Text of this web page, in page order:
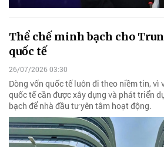
Thể chế minh bạch cho
quốc tế
26/07/2026 03:30
Dòng vốn quốc tế luôn đi theo niềm tin, vì
quốc tế cần được xây dựng và phát triển
bạch để nhà đầu tư yên tâm hoạt động.